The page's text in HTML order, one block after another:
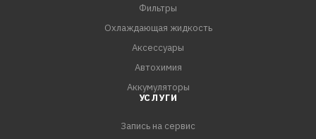
Фильтры
Охлаждающая жидкость
Аксессуары
Автохимия
Аккумуляторы
УСЛУГИ
Запись на сервис